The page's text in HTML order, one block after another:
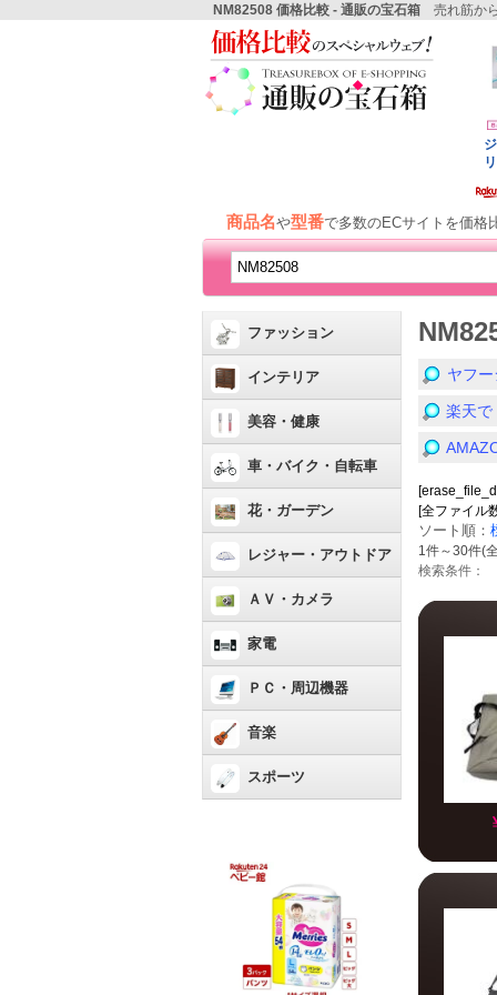
NM82508 価格比較 - 通販の宝石箱 売れ筋か
商品名や型番で多数のECサイトを価
ファッション
インテリア
美容・健康
車・バイク・自転車
花・ガーデン
レジャー・アウトドア
ＡＶ・カメラ
家電
ＰＣ・周辺機器
音楽
スポーツ
ヤフ
楽天で
[全ファイル
ソート順：
1件～30件(
検索条件：